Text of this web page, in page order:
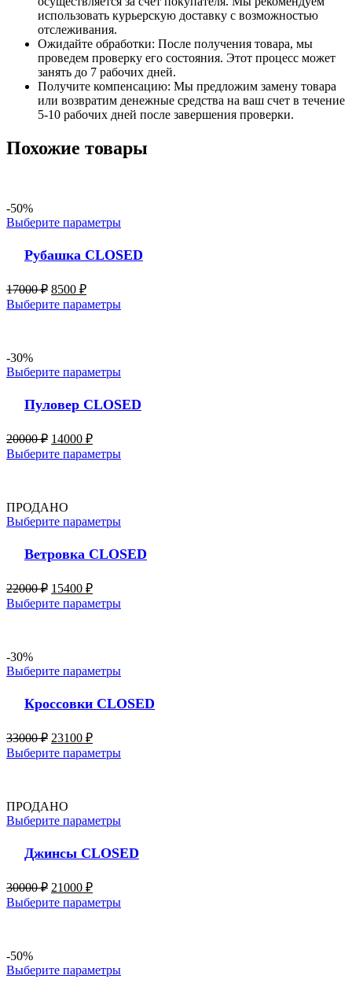
использовать курьерскую доставку с возможностью
отслеживания.
Ожидайте обработки: После получения товара, мы
проведем проверку его состояния. Этот процесс может
занять до 7 рабочих дней.
Получите компенсацию: Мы предложим замену товара
или возвратим денежные средства на ваш счет в течение
5-10 рабочих дней после завершения проверки.
Похожие товары
-50%
Выберите параметры
Рубашка CLOSED
17000₽ 8500 ₽
Выберите параметры
-30%
Выберите параметры
Пуловер CLOSED
20000₽ 14000 ₽
Выберите параметры
ПРОДАНО
Выберите параметры
Ветровка CLOSED
22000₽ 15400 ₽
Выберите параметры
-30%
Выберите параметры
Кроссовки CLOSED
33000₽ 23100 ₽
Выберите параметры
ПРОДАНО
Выберите параметры
Джинсы CLOSED
30000₽ 21000 ₽
Выберите параметры
-50%
Выберите параметры